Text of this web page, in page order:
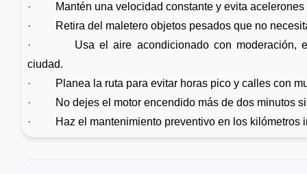
·
Mantén una velocidad constante y evita
·
Retira del maletero objetos pesados que no
· Usa el aire acondicionado con moderación,
ciudad.
·
Planea la ruta para evitar horas pico y calles con
·
No dejes el motor encendido más de dos minutos
·
Haz el mantenimiento preventivo en los kilómetros